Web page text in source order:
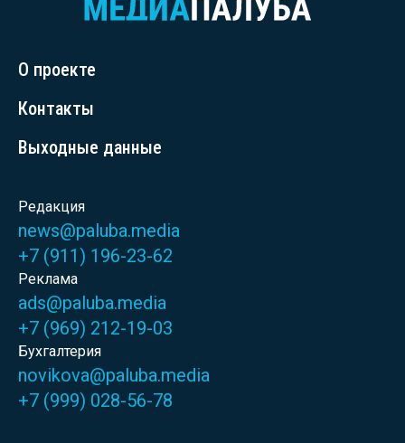
О проекте
Контакты
Выходные данные
Редакция
news@paluba.media
+7 (911) 196-23-62
Реклама
ads@paluba.media
+7 (969) 212-19-03
Бухгалтерия
novikova@paluba.media
+7 (999) 028-56-78